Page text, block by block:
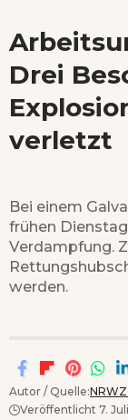
Drei
verletzt
Bei einem
frühen
Verdampfung.
werden.
Autor / Quelle:
Veröffentlicht 7.